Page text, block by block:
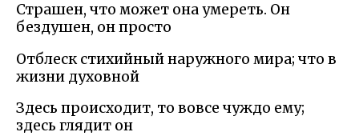
Страшен, что может она умереть. Он
бездушен, он просто
Отблеск стихийный наружного мира; что в
жизни духовной
Здесь происходит, то вовсе чуждо ему;
здесь глядит он